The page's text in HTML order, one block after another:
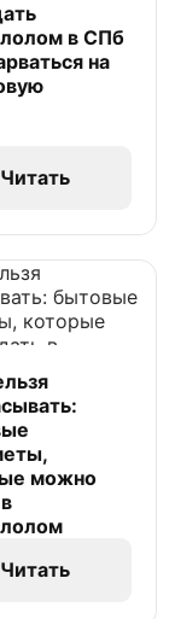
в СПб
на
Читать
можно
Читать